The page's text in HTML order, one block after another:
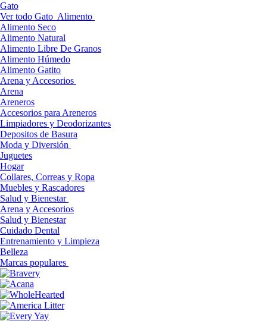
Gato
Ver todo Gato Alimento
Alimento Seco
Alimento Natural
Alimento Libre De Granos
Alimento Húmedo
Alimento Gatito
Arena y Accesorios
Arena
Areneros
Accesorios para Areneros
Limpiadores y Deodorizantes
Depositos de Basura
Moda y Diversión
Juguetes
Hogar
Collares, Correas y Ropa
Muebles y Rascadores
Salud y Bienestar
Arena y Accesorios
Salud y Bienestar
Cuidado Dental
Entrenamiento y Limpieza
Belleza
Marcas populares